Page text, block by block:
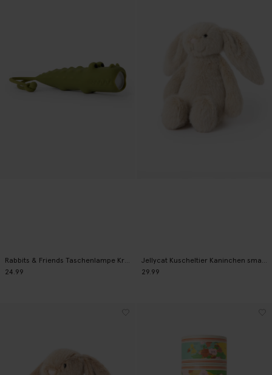
Rabbits & Friends Taschenlampe Krokodil
24.99
Jellycat Kuscheltier Kaninchen small - weiß
29.99